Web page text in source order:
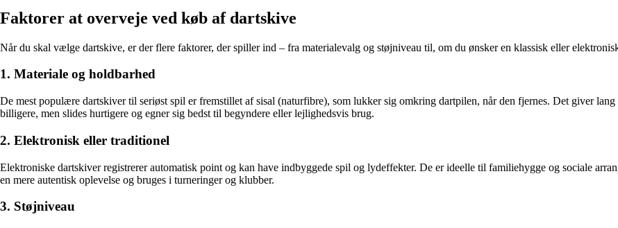
Faktorer at overveje ved køb af dartskive
Når du skal vælge dartskive, er der flere faktorer, der spiller ind – fra materialevalg og støjniveau til, om du ønsker en klassisk eller
1. Materiale og holdbarhed
De mest populære dartskiver til seriøst spil er fremstillet af sisal (naturfibre), som lukker sig omkring dartpilen, når den fjernes. Det giver
billigere, men slides hurtigere og egner sig bedst til begyndere eller lejlighedsvis brug.
2. Elektronisk eller traditionel
Elektroniske dartskiver registrerer automatisk point og kan have indbyggede spil og lydeffekter. De er ideelle til familiehygge og sociale
en mere autentisk oplevelse og bruges i turneringer og klubber.
3. Støjniveau